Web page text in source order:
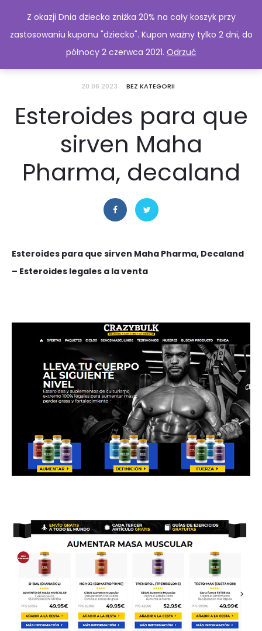
20.06.2023 BEZ KATEGORII
Esteroides para que
sirven Maha
Pharma, decaland
Esteroides para que sirven Maha Pharma, Decaland
– Esteroides legales a la venta
Z okazji Dnia dziecka zniżka 20% na cały koszyk przy
zastosowaniu kuponu "dziecko". Kupon ważny tylko 2 dni, do
północy 2 czerwca 2021. Odrzuć